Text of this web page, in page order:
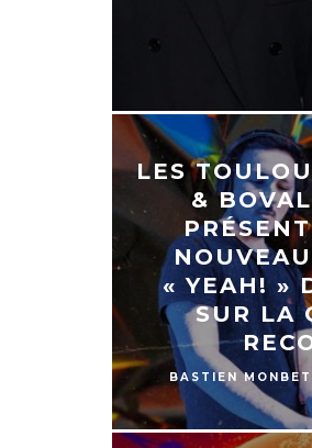
LES
&
« YEAH! »
SUR LA
BASTIEN MONBET